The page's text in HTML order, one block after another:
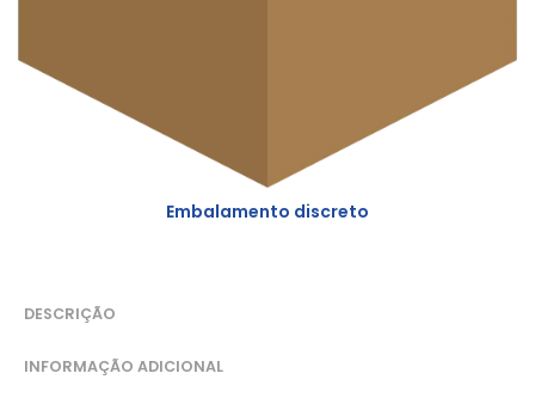
Embalamento discreto
DESCRIÇÃO
INFORMAÇÃO ADICIONAL